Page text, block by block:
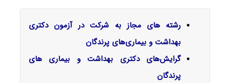
رشته های مجاز به شرکت در آزمون دکتری
بهداشت و بیماری‌های پرندگان
گرایش‌های دکتری ﺑﻬﺪاﺷﺖ و ﺑﻴﻤﺎری ﻫﺎی
ﭘﺮﻧﺪﮔﺎن